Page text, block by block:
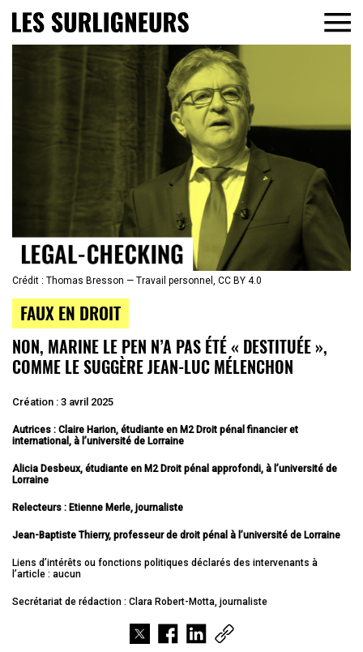
Crédit : Thomas Bresson — Travail personnel, CC BY 4.0
FAUX EN DROIT
NON, MARINE LE PEN N’A PAS ÉTÉ « DESTITUÉE »,
COMME LE SUGGÈRE JEAN-LUC MÉLENCHON
Création : 3 avril 2025
Autrices : Claire Harion, étudiante en M2 Droit pénal financier et
international, à l’université de Lorraine
Alicia Desbeux, étudiante en M2 Droit pénal approfondi, à l’université de
Lorraine
Relecteurs : Etienne Merle, journaliste
Jean-Baptiste Thierry, professeur de droit pénal à l’université de Lorraine
Liens d’intérêts ou fonctions politiques déclarés des intervenants à
l’article : aucun
Secrétariat de rédaction : Clara Robert-Motta, journaliste